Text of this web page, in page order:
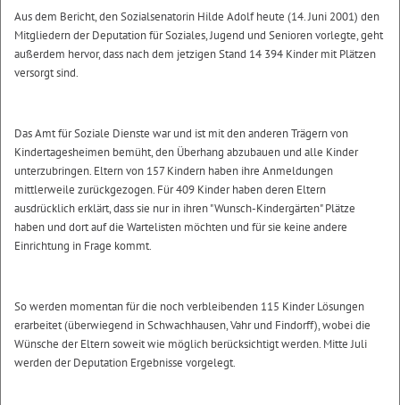
Aus dem Bericht, den Sozialsenatorin Hilde Adolf heute (14. Juni 2001) den
Mitgliedern der Deputation für Soziales, Jugend und Senioren vorlegte, geht
außerdem hervor, dass nach dem jetzigen Stand 14 394 Kinder mit Plätzen
versorgt sind.
Das Amt für Soziale Dienste war und ist mit den anderen Trägern von
Kindertagesheimen bemüht, den Überhang abzubauen und alle Kinder
unterzubringen. Eltern von 157 Kindern haben ihre Anmeldungen
mittlerweile zurückgezogen. Für 409 Kinder haben deren Eltern
ausdrücklich erklärt, dass sie nur in ihren "Wunsch-Kindergärten" Plätze
haben und dort auf die Wartelisten möchten und für sie keine andere
Einrichtung in Frage kommt.
So werden momentan für die noch verbleibenden 115 Kinder Lösungen
erarbeitet (überwiegend in Schwachhausen, Vahr und Findorff), wobei die
Wünsche der Eltern soweit wie möglich berücksichtigt werden. Mitte Juli
werden der Deputation Ergebnisse vorgelegt.